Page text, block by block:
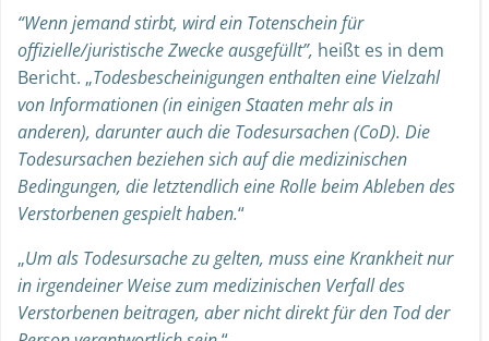
“Wenn jemand stirbt, wird ein Totenschein für
offizielle/juristische Zwecke ausgefüllt”, heißt es in dem
Bericht. „Todesbescheinigungen enthalten eine Vielzahl
von Informationen (in einigen Staaten mehr als in
anderen), darunter auch die Todesursachen (CoD). Die
Todesursachen beziehen sich auf die medizinischen
Bedingungen, die letztendlich eine Rolle beim Ableben des
Verstorbenen gespielt haben.“
„Um als Todesursache zu gelten, muss eine Krankheit nur
in irgendeiner Weise zum medizinischen Verfall des
Verstorbenen beitragen, aber nicht direkt für den Tod der